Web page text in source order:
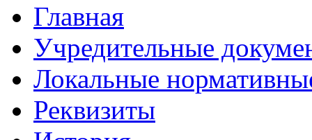
Главная
Учредительные
Локальные
Реквизиты